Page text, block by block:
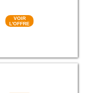
VOIR
L'OFFRE